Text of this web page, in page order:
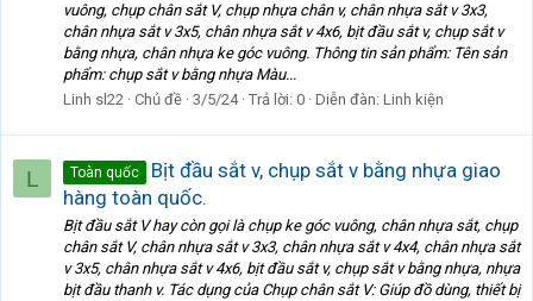
vuông, chụp chân sắt V, chụp nhựa chân v, chân nhựa sắt v 3x3,
chân nhựa sắt v 3x5, chân nhựa sắt v 4x6, bịt đầu sắt v, chụp sắt v
bằng nhựa, chân nhựa ke góc vuông. Thông tin sản phẩm: Tên sản
phẩm: chụp sắt v bằng nhựa Màu...
Linh sl22 Chủ đề 3/5/24 Trả lời: 0 Diễn đàn: Linh kiện
L Toàn quốc
Bịt đầu sắt v, chụp sắt v bằng nhựa giao
hàng toàn quốc.
Bịt đầu sắt V hay còn gọi là chụp ke góc vuông, chân nhựa sắt, chụp
chân sắt V, chân nhựa sắt v 3x3, chân nhựa sắt v 4x4, chân nhựa sắt
v 3x5, chân nhựa sắt v 4x6, bịt đầu sắt v, chụp sắt v bằng nhựa, nhựa
bịt đầu thanh v. Tác dụng của Chụp chân sắt V: Giúp đồ dùng, thiết bị